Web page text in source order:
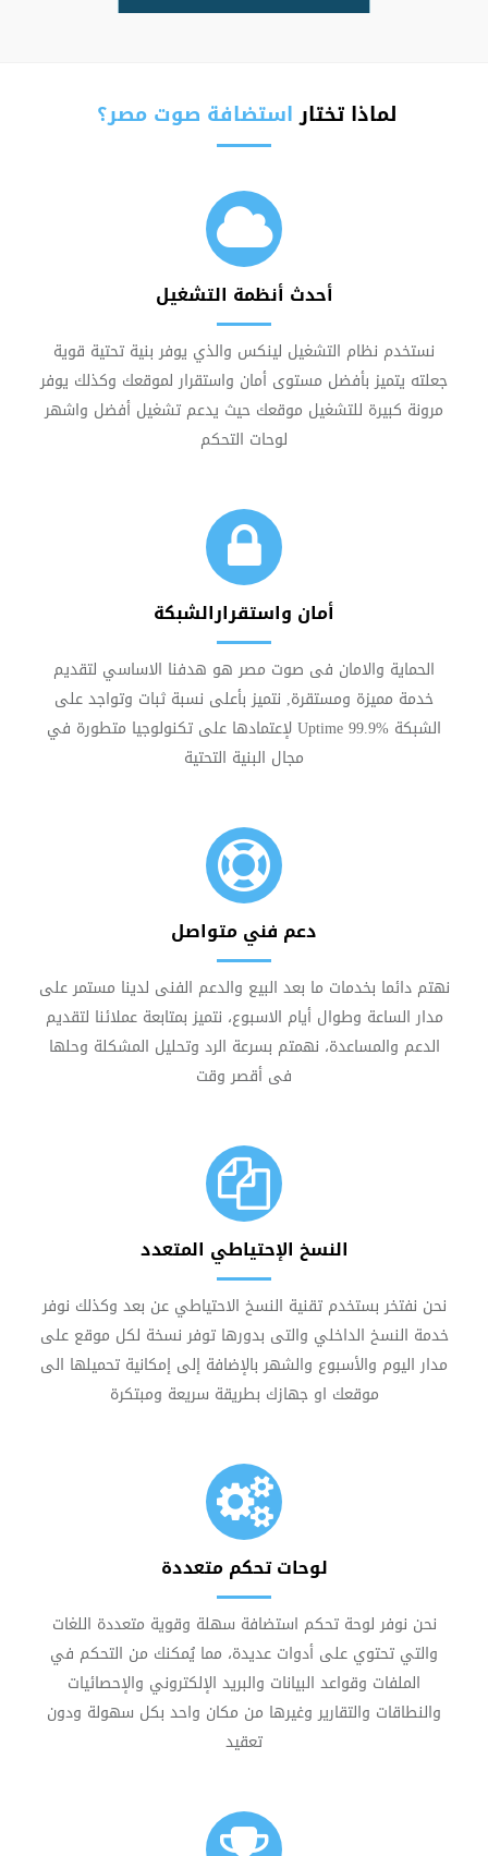
لماذا تختاراستضافة صوت مصر؟
أحدث أنظمة التشغيل
نستخدم نظام التشغيل لينكس والذي يوفر بنية تحتية قوية
جعلته يتميز بأفضل مستوى أمان واستقرار لموقعك وكذلك يوفر
مرونة كبيرة للتشغيل موقعك حيث يدعم تشغيل أفضل واشهر
لوحات التحكم
أمان واستقرارالشبكة
الحماية والامان فى صوت مصر هو هدفنا الاساسي لتقديم
خدمة مميزة ومستقرة, نتميز بأعلى نسبة ثبات وتواجد على
الشبكة Uptime 99.9% لإعتمادها على تكنولوجيا متطورة في
مجال البنية التحتية
دعم فني متواصل
نهتم دائما بخدمات ما بعد البيع والدعم الفنى لدينا مستمر على
مدار الساعة وطوال أيام الاسبوع، نتميز بمتابعة عملائنا لتقديم
الدعم والمساعدة، نهمتم بسرعة الرد وتحليل المشكلة وحلها
فى أقصر وقت
النسخ الإحتياطي المتعدد
نحن نفتخر بستخدم تقنية النسخ الاحتياطي عن بعد وكذلك نوفر
خدمة النسخ الداخلي والتى بدورها توفر نسخة لكل موقع على
مدار اليوم والأسبوع والشهر بالإضافة إلى إمكانية تحميلها الى
موقعك او جهازك بطريقة سريعة ومبتكرة
لوحات تحكم متعددة
نحن نوفر لوحة تحكم استضافة سهلة وقوية متعددة اللغات
والتي تحتوي على أدوات عديدة، مما يُمكنك من التحكم في
الملفات وقواعد البيانات والبريد الإلكتروني والإحصائيات
والنطاقات والتقارير وغيرها من مكان واحد بكل سهولة ودون
تعقيد